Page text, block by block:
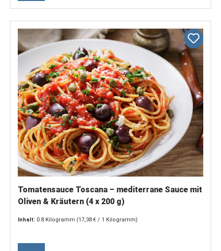
Tomatensauce Toscana – mediterrane Sauce mit
Oliven & Kräutern (4 x 200 g)
Inhalt: 0.8 Kilogramm (17,38 € / 1 Kilogramm)